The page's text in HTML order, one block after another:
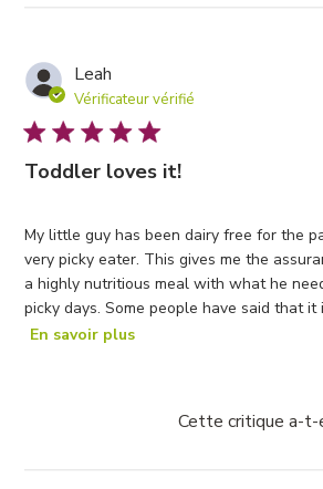
Leah
Vérificateur vérifié
Toddler loves it!
My little guy has been dairy free for the
very picky eater. This gives me the
a highly nutritious meal with what he
picky days. Some people have said that it
En savoir plus
Cette critique a-